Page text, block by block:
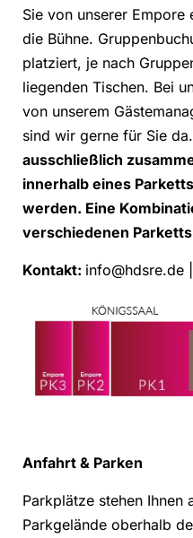
Sie von unserer
die Bühne.
platziert, je nach
liegenden Tischen. Bei
von unserem
sind wir gerne für Sie da.
ausschließlich
innerhalb eines
werden. Eine
verschiedenen
Kontakt: info@hdsre.de
Anfahrt & Parken
Parkplätze stehen Ihnen
Parkgelände oberhalb